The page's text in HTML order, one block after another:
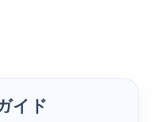
イド